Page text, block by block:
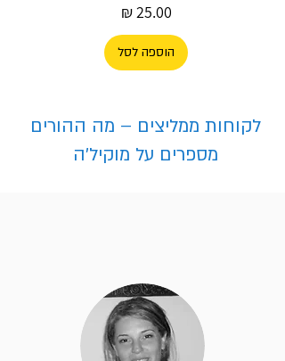
מחיר
הוספה לסל
לימוד מהנה לילדים
מחיר
הוספה לסל
בירה
מחיר
הוספה לסל
מחיר‏25.00 ‏₪
הוספה לסל
חווית למידה מהנה לילדים!
מחיר
הוספה לסל
לקוחות ממליצים – מה ההורים
מספרים על מוקיל'ה